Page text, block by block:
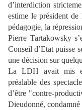
d’interdiction
estime le président
pédagogie, la
Pierre Tartakowsky
Conseil d’Etat puisse
une décision sur
La LDH avait mis
préalable des
d’être "contre-
Dieudonné,